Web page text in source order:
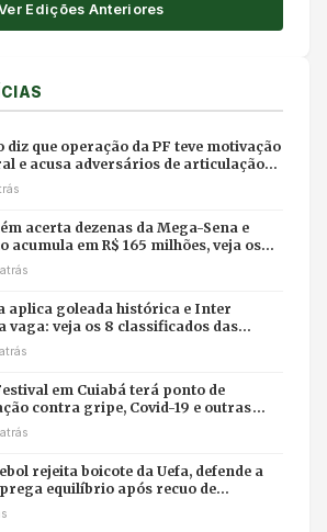
Edições Anteriores
diz que operação da PF teve motivação
e acusa adversários de articulação
acerta dezenas da Mega-Sena e
acumula em R$ 165 milhões, veja os
aplica goleada histórica e Inter
vaga: veja os 8 classificados das
da Copa do Brasil
em Cuiabá terá ponto de
contra gripe, Covid-19 e outras
no fim de semana
rejeita boicote da Uefa, defende a
equilíbrio após recuo de